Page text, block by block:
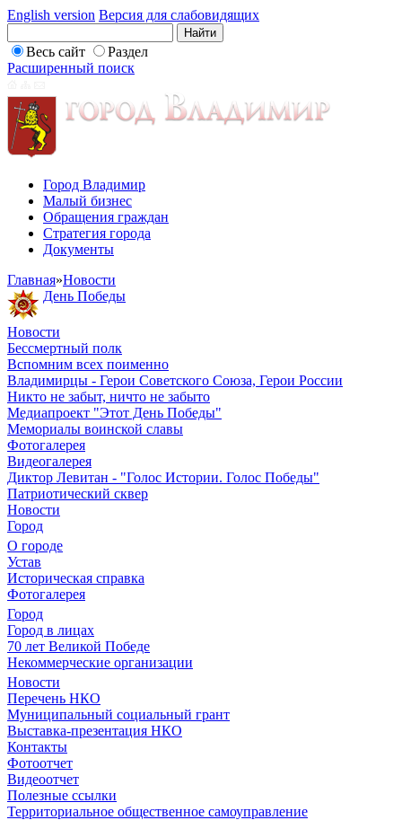
English version Версия для слабовидящих
Весь сайт
Раздел
Расширенный поиск
Город Владимир
Малый бизнес
Обращения граждан
Стратегия города
Документы
Главная»Новости
День Победы
Новости
Бессмертный полк
Вспомним всех поименно
Владимирцы - Герои Советского Союза, Герои России
Никто не забыт, ничто не забыто
Медиапроект "Этот День Победы"
Мемориалы воинской славы
Фотогалерея
Видеогалерея
Диктор Левитан - "Голос Истории. Голос Победы"
Патриотический сквер
Новости
Город
О городе
Устав
Историческая справка
Фотогалерея
Город
Город в лицах
70 лет Великой Победе
Некоммерческие организации
Новости
Перечень НКО
Муниципальный социальный грант
Выставка-презентация НКО
Контакты
Фотоотчет
Видеоотчет
Полезные ссылки
Территориальное общественное самоуправление